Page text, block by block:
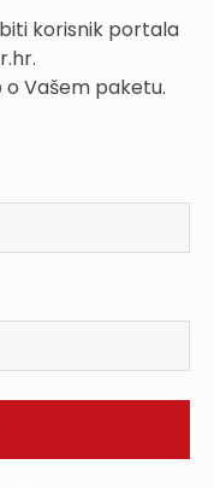
korisnik portala
o Vašem paketu.